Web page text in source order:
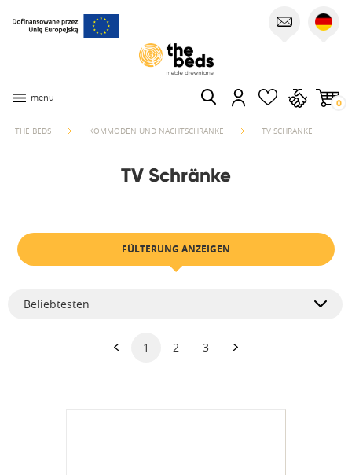
menu 0
THE BEDS KOMMODEN UND NACHTSCHRÄNKE TV SCHRÄNKE
TV Schränke
FÜLTERUNG ANZEIGEN
1 2 3
Beliebtesten